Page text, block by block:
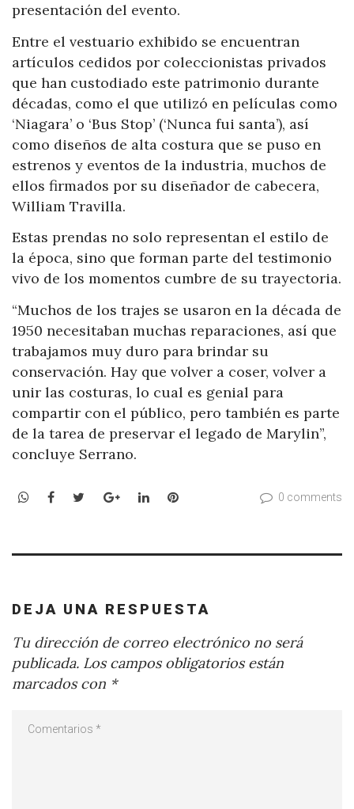
presentación del evento.
Entre el vestuario exhibido se encuentran
artículos cedidos por coleccionistas privados
que han custodiado este patrimonio durante
décadas, como el que utilizó en películas como
‘Niagara’ o ‘Bus Stop’ (‘Nunca fui santa’), así
como diseños de alta costura que se puso en
estrenos y eventos de la industria, muchos de
ellos firmados por su diseñador de cabecera,
William Travilla.
Estas prendas no solo representan el estilo de
la época, sino que forman parte del testimonio
vivo de los momentos cumbre de su trayectoria.
“Muchos de los trajes se usaron en la década de
1950 necesitaban muchas reparaciones, así que
trabajamos muy duro para brindar su
conservación. Hay que volver a coser, volver a
unir las costuras, lo cual es genial para
compartir con el público, pero también es parte
de la tarea de preservar el legado de Marylin”,
concluye Serrano.
WhatsApp
Facebook
TwitterGoogle+LinkedInPinterest 0 comments
DEJA UNA RESPUESTA
Tu dirección de correo electrónico no será
publicada. Los campos obligatorios están
marcados con *